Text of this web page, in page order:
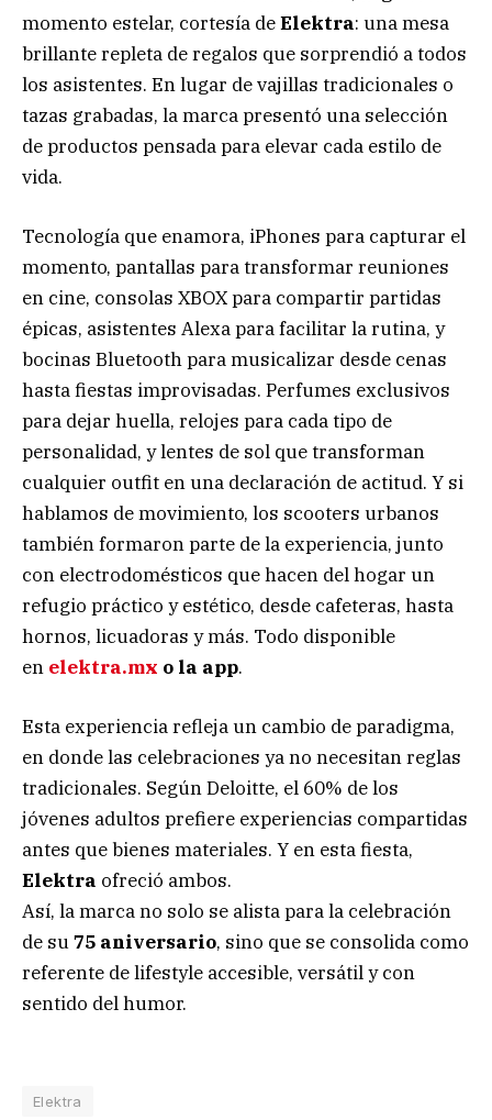
momento estelar, cortesía deElektra: una mesa
brillante repleta de regalos que sorprendió a todos
los asistentes. En lugar de vajillas tradicionales o
tazas grabadas, la marca presentó una selección
de productos pensada para elevar cada estilo de
vida.
Tecnología que enamora, iPhones para capturar el
momento, pantallas para transformar reuniones
en cine, consolas XBOX para compartir partidas
épicas, asistentes Alexa para facilitar la rutina, y
bocinas Bluetooth para musicalizar desde cenas
hasta fiestas improvisadas. Perfumes exclusivos
para dejar huella, relojes para cada tipo de
personalidad, y lentes de sol que transforman
cualquier outfit en una declaración de actitud. Y si
hablamos de movimiento, los scooters urbanos
también formaron parte de la experiencia, junto
con electrodomésticos que hacen del hogar un
refugio práctico y estético, desde cafeteras, hasta
hornos, licuadoras y más. Todo disponible
en elektra.mx o la app.
Esta experiencia refleja un cambio de paradigma,
en donde las celebraciones ya no necesitan reglas
tradicionales. Según Deloitte, el 60% de los
jóvenes adultos prefiere experiencias compartidas
antes que bienes materiales. Y en esta fiesta,
Elektra ofreció ambos.
Así, la marca no solo se alista para la celebración
de su75 aniversario, sino que se consolida como
referente de lifestyle accesible, versátil y con
sentido del humor.
Elektra